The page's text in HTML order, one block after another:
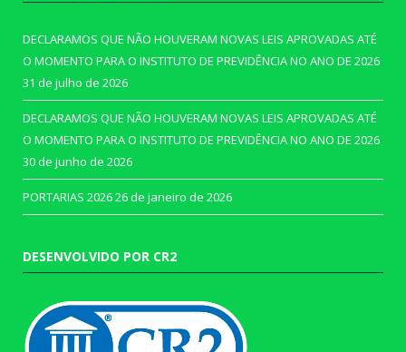
DECLARAMOS QUE NÃO HOUVERAM NOVAS LEIS APROVADAS ATÉ
O MOMENTO PARA O INSTITUTO DE PREVIDÊNCIA NO ANO DE 2026
31 de julho de 2026
DECLARAMOS QUE NÃO HOUVERAM NOVAS LEIS APROVADAS ATÉ
O MOMENTO PARA O INSTITUTO DE PREVIDÊNCIA NO ANO DE 2026
30 de junho de 2026
PORTARIAS 202626 de janeiro de 2026
DESENVOLVIDO POR CR2